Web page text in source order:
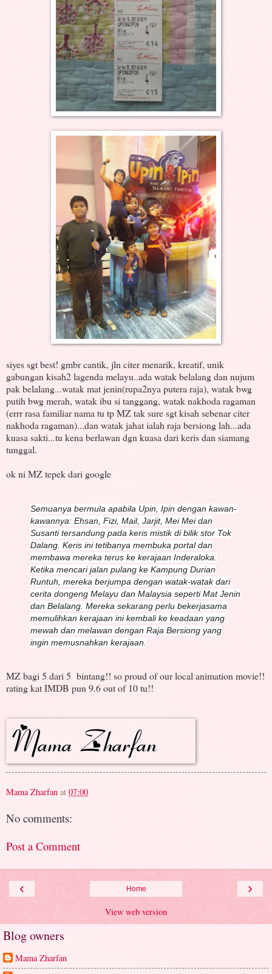
siyes sgt best! gmbr cantik, jln citer menarik, kreatif, unik
gabungan kisah2 lagenda melayu..ada watak belalang dan nujum
pak belalang...watak mat jenin(rupa2nya putera raja), watak bwg
putih bwg merah, watak ibu si tanggang, watak nakhoda ragaman
(errr rasa familiar nama tu tp MZ tak sure sgt kisah sebenar citer
nakhoda ragaman)...dan watak jahat ialah raja bersiong lah...ada
kuasa sakti...tu kena berlawan dgn kuasa dari keris dan siamang
tunggal.
ok ni MZ tepek dari google
Semuanya bermula apabila Upin, Ipin dengan kawan-
kawannya: Ehsan, Fizi, Mail, Jarjit, Mei Mei dan
Susanti tersandung pada keris mistik di bilik stor Tok
Dalang. Keris ini tetibanya membuka portal dan
membawa mereka terus ke kerajaan Inderaloka.
Ketika mencari jalan pulang ke Kampung Durian
Runtuh, mereka berjumpa dengan watak-watak dari
cerita dongeng Melayu dan Malaysia seperti Mat Jenin
dan Belalang. Mereka sekarang perlu bekerjasama
memulihkan kerajaan ini kembali ke keadaan yang
mewah dan melawan dengan Raja Bersiong yang
ingin memusnahkan kerajaan.
MZ bagi 5 dari 5 bintang!! so proud of our local animation movie!!
rating kat IMDB pun 9.6 out of 10 tu!!
Mama Zharfan at 07:00
No comments:
Post a Comment
‹ ›
Home
View web version
Blog owners
Mama Zharfan